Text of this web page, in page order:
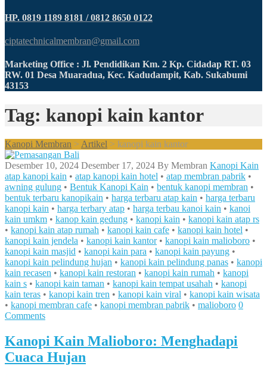
HP. 0819 1189 8181 / 0812 8650 0122
ciptatechnicalmembran@gmail.com
Marketing Office : Jl. Pendidikan Km. 2 Kp. Cidadap RT. 03
RW. 01 Desa Muaradua, Kec. Kadudampit, Kab. Sukabumi
43153
Tag: kanopi kain kantor
Kanopi Membran > Artikel > kanopi kain kantor
Desember 10, 2024 Desember 17, 2024 By Membran Kanopi Kain
atap kanopi kain • atap kanopi kain hotel • atap membran pabrik •
awning gulung • Bentuk Kanopi Kain • bentuk kanopi membran •
bentuk terbaru kanopikain • harga terbaru atap kain • harga terbaru
kanopi kain • harga terbary atap • harga terbau kanoi kain • kanoi
kain umkm • kanop kain gedung • kanopi kain • kanopi kain atap rs
• kanopi kain atap rumah • kanopi kain cafe • kanopi kain hotel •
kanopi kain jendela • kanopi kain kantor• kanopi kain malioboro •
kanopi kain masjid • kanopi kain para • kanopi kain payung •
kanopi kain pelindung hujan • kanopi kain pelindung panas • kanopi
kain recasen • kanopi kain restoran • kanopi kain rumah • kanopi
kain s • kanopi kain taman • kanopi kain tempat usahah • kanopi
kain teras • kanopi kain tren • kanopi kain viral • kanopi kain wisata
• kanopi membran cafe • kanopi membran pabrik • malioboro 0
Comments
Kanopi Kain Malioboro: Menghadapi
Cuaca Hujan